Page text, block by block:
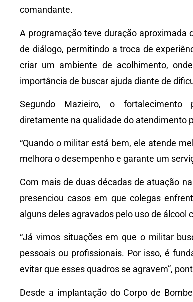
comandante.
A programação teve duração aproximada
de diálogo, permitindo a troca de
criar um ambiente de acolhimento,
importância de buscar ajuda diante de
Segundo Mazieiro, o fortalecimento
diretamente na qualidade do atendimento
“Quando o militar está bem, ele atende
melhora o desempenho e garante um
Com mais de duas décadas de atuação
presenciou casos em que colegas
alguns deles agravados pelo uso de
“Já vimos situações em que o militar
pessoais ou profissionais. Por isso, é
evitar que esses quadros se agravem”,
Desde a implantação do Corpo de